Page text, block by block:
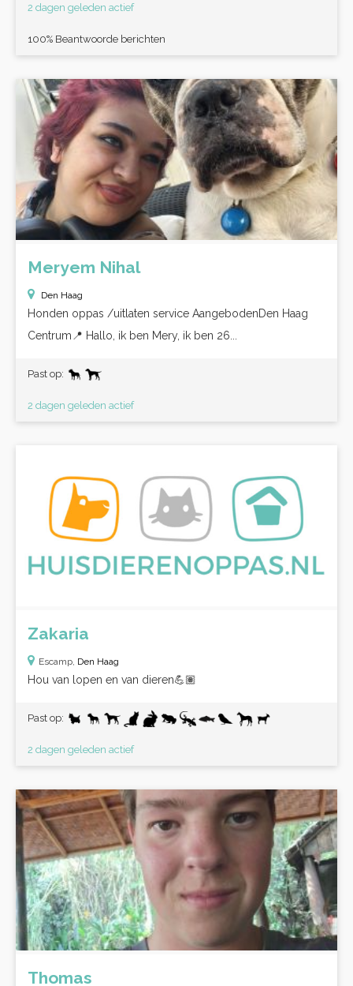
2 dagen geleden actief
100% Beantwoorde berichten
Meryem Nihal
Den Haag
Honden oppas /uitlaten service AangebodenDen Haag
Centrum📍 Hallo, ik ben Mery, ik ben 26...
Past op:
2 dagen geleden actief
Zakaria
Escamp, Den Haag
Hou van lopen en van dieren💪🏽
Past op:
2 dagen geleden actief
Thomas